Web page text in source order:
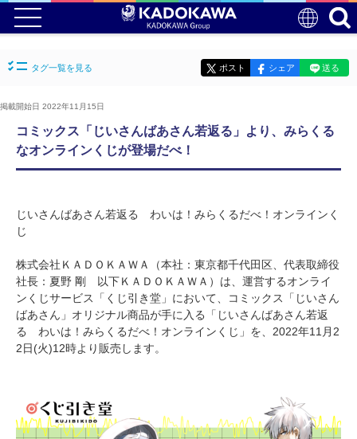
タグ一覧を見る ポスト シェア 送る
掲載開始日 2022年11月15日
コミックス「じいさんばあさん若返る」より、みらくる
なオンラインくじが登場だべ！
じいさんばあさん若返る わいは！みらくるだべ！オンラインく
じ
株式会社ＫＡＤＯＫＡＷＡ（本社：東京都千代田区、代表取締役
社長：夏野 剛 以下ＫＡＤＯＫＡＷＡ）は、運営するオンライ
ンくじサービス「くじ引き堂」において、コミックス「じいさん
ばあさん」オリジナル商品が手に入る「じいさんばあさん若返
る わいは！みらくるだべ！オンラインくじ」を、2022年11月2
2日(火)12時より販売します。